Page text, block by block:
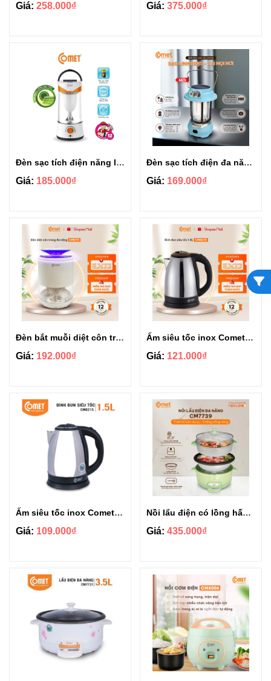
Giá: 258.000₫ Giá: 375.000₫
Đèn sạc tích điện năng lượng mặt trời Comet CRL3103S
Giá: 185.000₫
Đèn sạc tích điện đa năng Comet CRL3403S
Giá: 169.000₫
Đèn bắt muỗi diệt côn trùng thông minh Comet CM078
Giá: 192.000₫
Ấm siêu tốc inox Comet CM8219 1.8L
Giá: 121.000₫
Ấm siêu tốc inox Comet CM8215 1.5L
Giá: 109.000₫
Nồi lẩu điện có lồng hấp đa năng Comet CM7739 3.5L
Giá: 435.000₫